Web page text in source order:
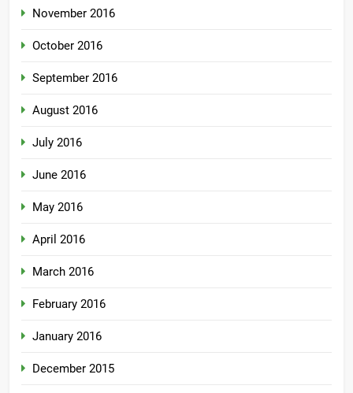
November 2016
October 2016
September 2016
August 2016
July 2016
June 2016
May 2016
April 2016
March 2016
February 2016
January 2016
December 2015